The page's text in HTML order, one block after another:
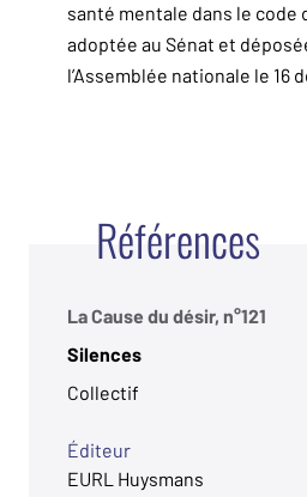
Références
La Cause du désir, n°121
Silences
Collectif
Éditeur
EURL Huysmans
santé mentale dans le code
adoptée au Sénat et
l’Assemblée nationale le 16